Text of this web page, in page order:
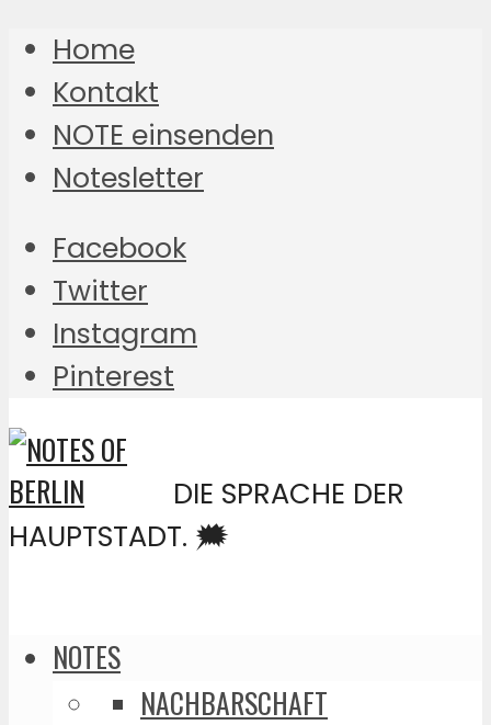
Home
Kontakt
NOTE einsenden
Notesletter
Facebook
Twitter
Instagram
Pinterest
DIE SPRACHE DER
HAUPTSTADT. 🗯️
NOTES
NACHBARSCHAFT